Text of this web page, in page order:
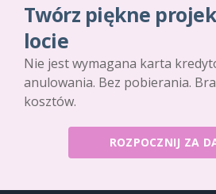
Twórz piękne
locie
Nie jest wymagana karta
anulowania. Bez pobierania.
kosztów.
ROZPOCZNIJ ZA